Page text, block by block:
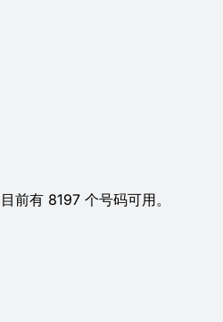
前有 8197 个号码可用。